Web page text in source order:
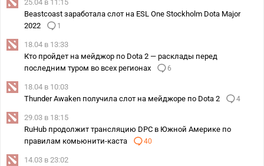
25.04 в 11:15
Beastcoast заработала слот на ESL One Stockholm Dota Major
2022
1
18.04 в 13:33
Кто пройдет на мейджор по Dota 2 — расклады перед
последним туром во всех регионах
6
18.04 в 10:03
Thunder Awaken получила слот на мейджоре по Dota 2
4
29.03 в 18:15
RuHub продолжит трансляцию DPC в Южной Америке по
правилам комьюнити-каста
40
14.03 в 23:02